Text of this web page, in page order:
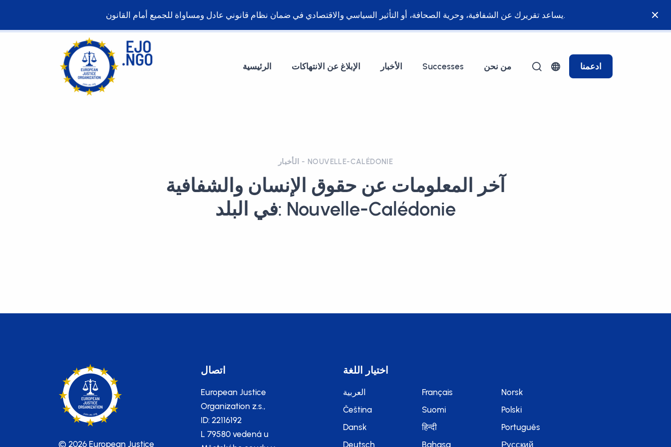
يساعد تقريرك عن الشفافية، وحرية الصحافة، أو التأثير السياسي والاقتصادي في ضمان نظام قانوني عادل ومساواة للجميع أمام القانون.
الرئيسية الإبلاغ عن الانتهاكات الأخبار Successes من نحن ادعمنا
الأخبار - NOUVELLE-CALÉDONIE
آخر المعلومات عن حقوق الإنسان والشفافية
في البلد: Nouvelle-Calédonie
© 2026 European Justice
اتصال
European Justice
Organization z.s.,
ID: 22116192
L 79580 vedená u
اختيار اللغة
العربية
Čeština
Dansk
Deutsch
Français
Suomi
हिन्दी
Bahasa
Norsk
Polski
Português
Русский